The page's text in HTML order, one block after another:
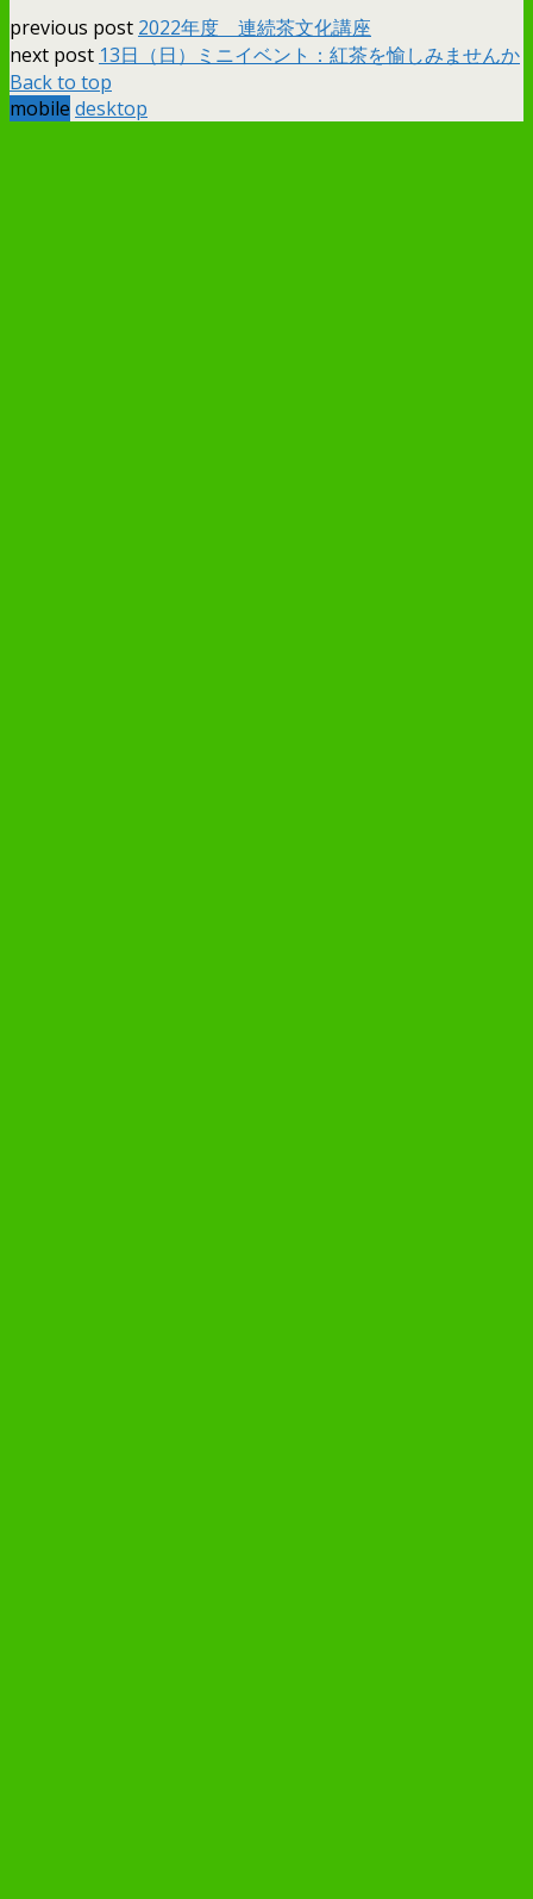
previous post 2022年度 連続茶文化講座
next post 13日（日）ミニイベント：紅茶を愉しみませんか
Back to top
mobile desktop